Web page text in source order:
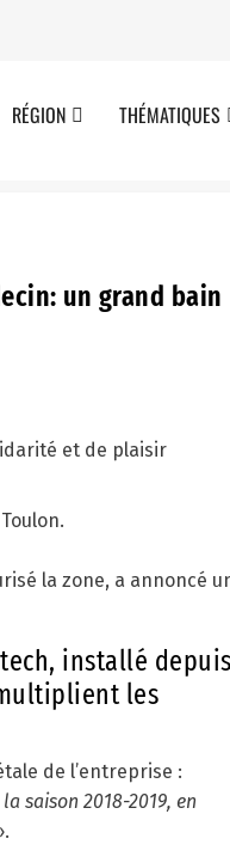
RÉGION THÉMATIQUES
un grand bain
la zone, a annoncé
installé
les
de l’entreprise :
saison 2018-2019, en